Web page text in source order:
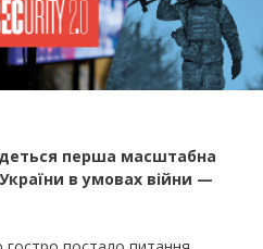
перша масштабна
в умовах війни —